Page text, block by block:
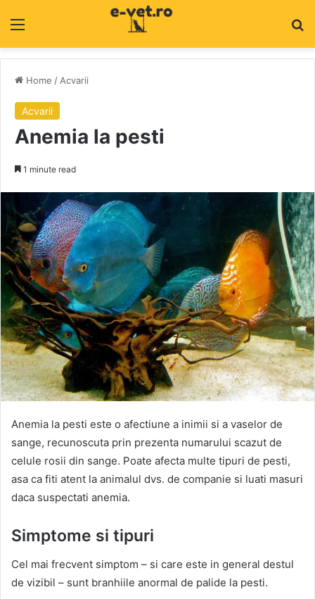
Home / Acvarii
Acvarii
Anemia la pesti
1 minute read
Anemia la pesti este o afectiune a inimii si a vaselor de
sange, recunoscuta prin prezenta numarului scazut de
celule rosii din sange. Poate afecta multe tipuri de pesti,
asa ca fiti atent la animalul dvs. de companie si luati masuri
daca suspectati anemia.
Simptome si tipuri
Cel mai frecvent simptom – si care este in general destul
de vizibil – sunt branhiile anormal de palide la pesti.